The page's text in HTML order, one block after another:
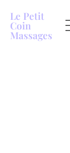
Le Petit
Coin
Massages